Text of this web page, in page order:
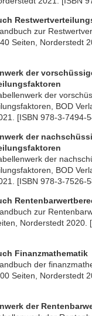
zur
Seiten, Norderstedt
der
der
BOD
[ISBN 978-3-7494-
der
der
BOD
[ISBN 978-3-7526-
zur
Norderstedt 2020.
Finanzmathematik
der
Seiten, Norderstedt
der